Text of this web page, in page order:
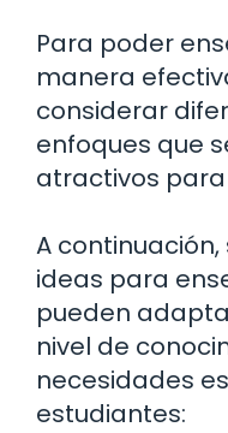
Para poder
manera
considerar
enfoques que
atractivos
A
ideas para
pueden
nivel de
necesidades
estudiantes: